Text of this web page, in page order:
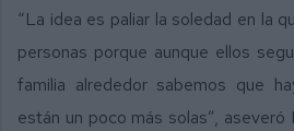
“La idea es paliar la soledad en la
personas porque aunque ellos
familia alrededor sabemos que
están un poco más solas”,